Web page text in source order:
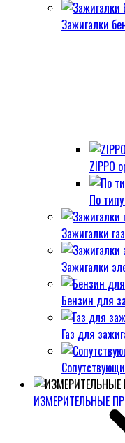
Зажигалки
ZIPPO
По
Зажигалки
Зажигалки
Бензин для
Газ для
ИЗМЕРИТЕЛЬНЫЕ